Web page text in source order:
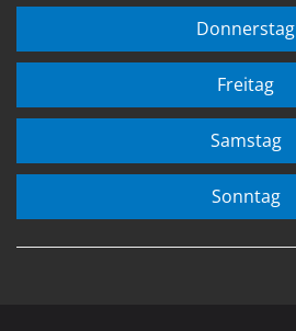
Donnerstag
Freitag
Samstag
Sonntag